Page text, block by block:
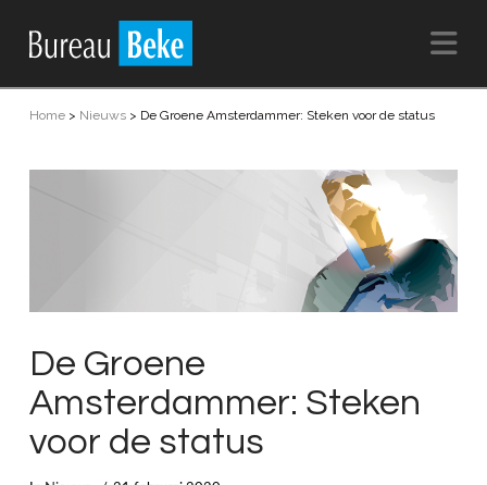
Home> Nieuws> De Groene Amsterdammer: Steken voor de status
De Groene
Amsterdammer: Steken
voor de status